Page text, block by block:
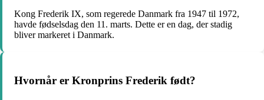
Kong Frederik IX, som regerede Danmark fra 1947 til 1972,
havde fødselsdag den 11. marts. Dette er en dag, der stadig
bliver markeret i Danmark.
Hvornår er Kronprins Frederik født?